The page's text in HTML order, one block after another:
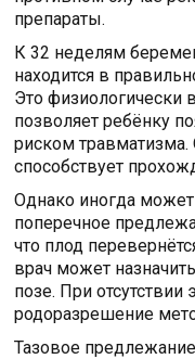
препараты.
К 32 неделям
находится в
Это физиологически
позволяет ребёнку
риском
способствует
Однако иногда может
поперечное
что плод
врач может
позе. При
родоразрешение
Тазовое